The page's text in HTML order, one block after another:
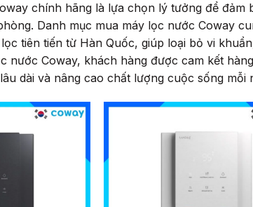
chính hãng là lựa chọn lý tưởng để
Danh mục mua máy lọc nước Coway
tiên tiến từ Hàn Quốc, giúp loại bỏ vi
nước Coway, khách hàng được cam kết
dài và nâng cao chất lượng cuộc sống mỗi